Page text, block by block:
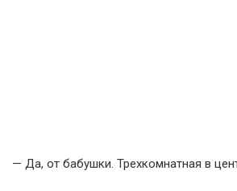
— Да, от бабушки. Трехкомнатная в